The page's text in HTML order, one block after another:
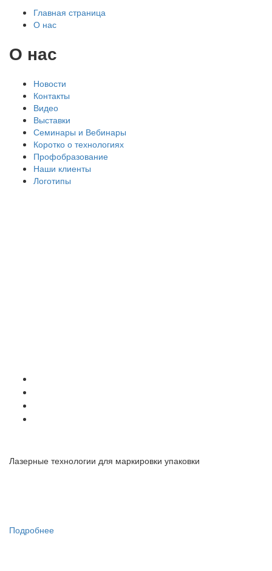
Главная страница
О нас
О нас
Новости
Контакты
Видео
Выставки
Семинары и Вебинары
Коротко о технологиях
Профобразование
Наши клиенты
Логотипы
Лазерные технологии для маркировки упаковки
Подробнее